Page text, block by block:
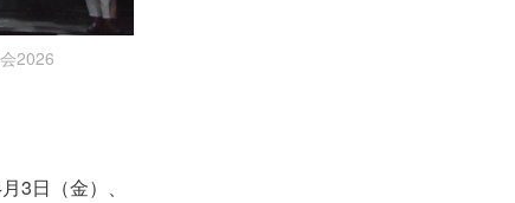
2026
3日（金）、